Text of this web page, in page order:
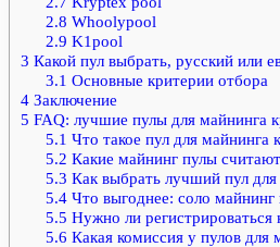
2.8 Whoolypool
2.9 K1pool
3 Какой пул выбрать, русский или
3.1 Основные критерии отбора
4 Заключение
5 FAQ: лучшие пулы для майнинга
5.1 Что такое пул для майнинга
5.2 Какие майнинг пулы
5.3 Как выбрать лучший пул для
5.4Что выгоднее: соло майнинг
5.5 Нужно ли регистрироваться
5.6 Какая комиссия у пулов для